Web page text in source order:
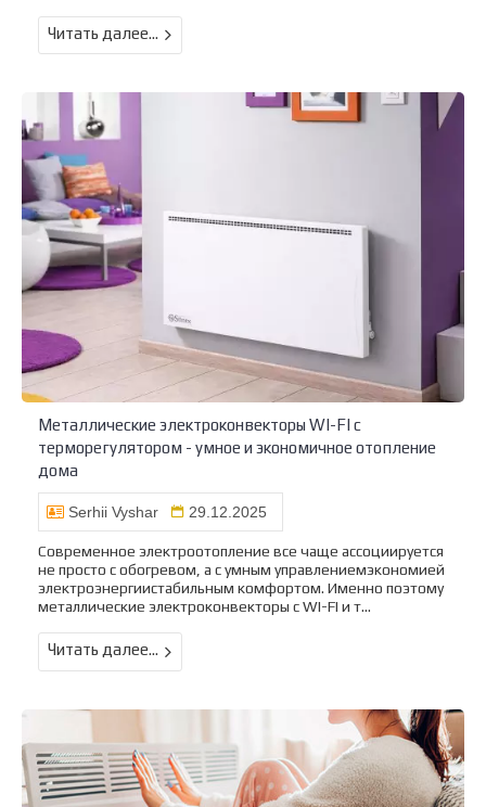
Читать далее...
Металлические электроконвекторы WI-FI с
терморегулятором - умное и экономичное отопление
дома
Serhii Vyshar 29.12.2025
Современное электроотопление все чаще ассоциируется
не просто с обогревом, а с умным управлениемэкономией
электроэнергиистабильным комфортом. Именно поэтому
металлические электроконвекторы с WI-FI и т...
Читать далее...